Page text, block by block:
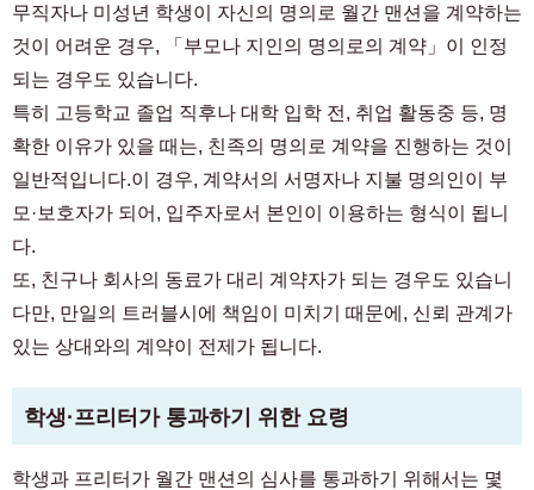
무직자나 미성년 학생이 자신의 명의로 월간 맨션을 계약하는
것이 어려운 경우, 「부모나 지인의 명의로의 계약」이 인정
되는 경우도 있습니다.
특히 고등학교 졸업 직후나 대학 입학 전, 취업 활동중 등, 명
확한 이유가 있을 때는, 친족의 명의로 계약을 진행하는 것이
일반적입니다.이 경우, 계약서의 서명자나 지불 명의인이 부
모·보호자가 되어, 입주자로서 본인이 이용하는 형식이 됩니
다.
또, 친구나 회사의 동료가 대리 계약자가 되는 경우도 있습니
다만, 만일의 트러블시에 책임이 미치기 때문에, 신뢰 관계가
있는 상대와의 계약이 전제가 됩니다.
학생·프리터가 통과하기 위한 요령
학생과 프리터가 월간 맨션의 심사를 통과하기 위해서는 몇